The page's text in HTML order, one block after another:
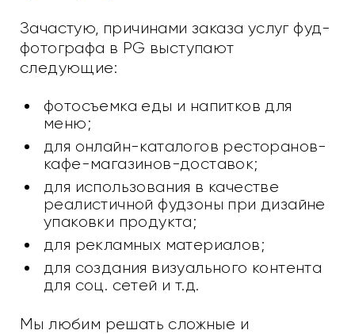
Зачастую, причинами заказа услуг фуд-
фотографа в PG выступают
следующие:
фотосъемка еды и напитков для
меню;
для онлайн-каталогов ресторанов-
кафе-магазинов-доставок;
для использования в качестве
реалистичной фудзоны при дизайне
упаковки продукта;
для рекламных материалов;
для создания визуального контента
для соц. сетей и т.д.
Мы любим решать сложные и